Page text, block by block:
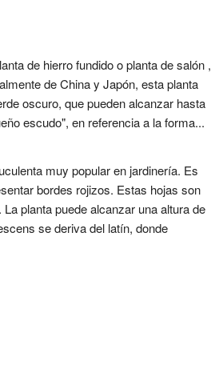
de hierro fundido o planta de salón ,
de China y Japón, esta planta
oscuro, que pueden alcanzar hasta
escudo", en referencia a la forma...
muy popular en jardinería. Es
bordes rojizos. Estas hojas son
planta puede alcanzar una altura de
se deriva del latín, donde